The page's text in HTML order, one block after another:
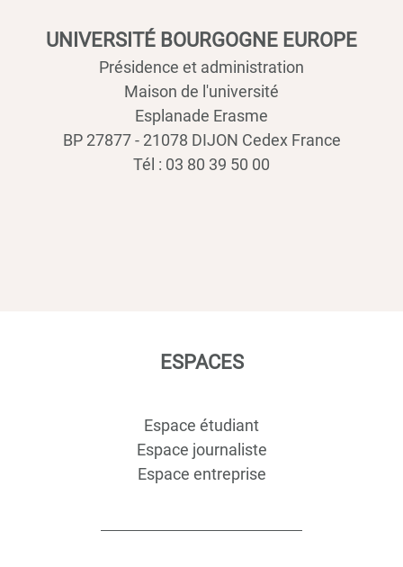
UNIVERSITÉ BOURGOGNE EUROPE
Présidence et administration
Maison de l'université
Esplanade Erasme
BP 27877 - 21078 DIJON Cedex France
Tél : 03 80 39 50 00
ESPACES
Espace étudiant
Espace journaliste
Espace entreprise